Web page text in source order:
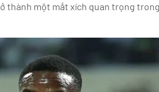
thành một mắt xích quan trọng